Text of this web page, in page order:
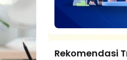
Rekomendasi